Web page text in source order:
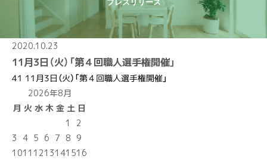
プレスリリース
2020.10.23
11月3日（火）「第４回職人選手権開催」
41 11月3日（火）「第４回職人選手権開催」
2026年8月
月 火 水 木 金 土 日
1
2
3
4 5 6 7 8 9
1011 1213141516